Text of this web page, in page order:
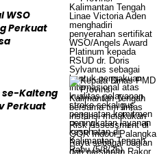
WSO
Perkuat
se-Kalteng
Perkuat